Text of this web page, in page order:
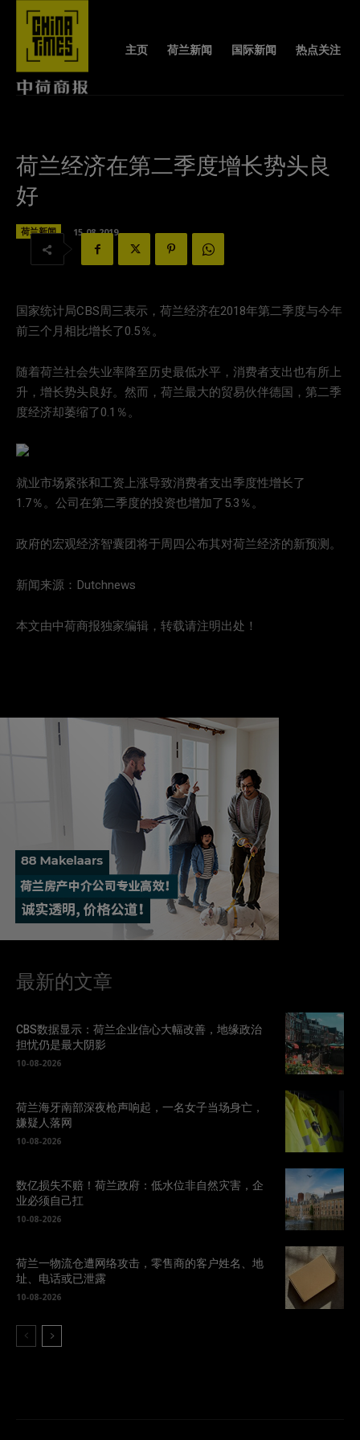
主页 荷兰新闻 国际新闻 热点关注
荷兰经济在第二季度增长势头良
好
荷兰新闻 15-08-2019
国家统计局CBS周三表示，荷兰经济在2018年第二季度与今年
前三个月相比增长了0.5％。
随着荷兰社会失业率降至历史最低水平，消费者支出也有所上
升，增长势头良好。然而，荷兰最大的贸易伙伴德国，第二季
度经济却萎缩了0.1％。
就业市场紧张和工资上涨导致消费者支出季度性增长了
1.7％。公司在第二季度的投资也增加了5.3％。
政府的宏观经济智囊团将于周四公布其对荷兰经济的新预测。
新闻来源：Dutchnews
本文由中荷商报独家编辑，转载请注明出处！
最新的文章
CBS数据显示：荷兰企业信心大幅改善，地缘政治
担忧仍是最大阴影
10-08-2026
荷兰海牙南部深夜枪声响起，一名女子当场身亡，
嫌疑人落网
10-08-2026
数亿损失不赔！荷兰政府：低水位非自然灾害，企
业必须自己扛
10-08-2026
荷兰一物流仓遭网络攻击，零售商的客户姓名、地
址、电话或已泄露
10-08-2026